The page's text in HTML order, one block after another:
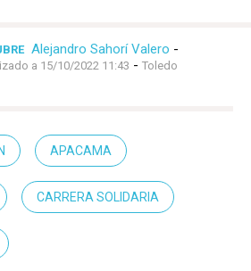
Alejandro Sahorí Valero -
a 15/10/2022 11:43 - Toledo
APACAMA
CARRERA SOLIDARIA